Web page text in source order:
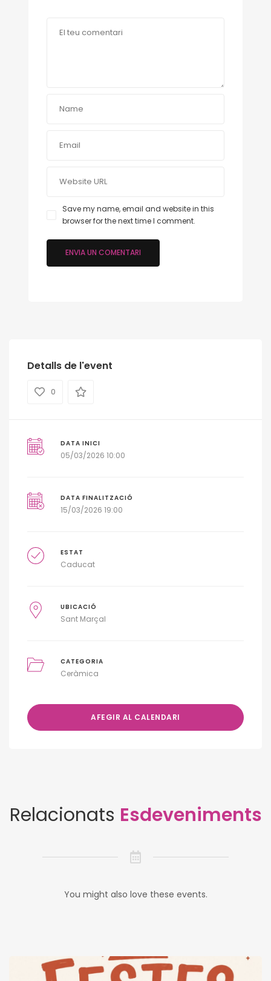
Save my name, email and website in this
browser for the next time I comment.
Detalls de l'event
0
DATA INICI
05/03/2026 10:00
DATA FINALITZACIÓ
15/03/2026 19:00
ESTAT
Caducat
UBICACIÓ
Sant Marçal
CATEGORIA
Ceràmica
AFEGIR AL CALENDARI
Relacionats Esdeveniments
You might also love these events.